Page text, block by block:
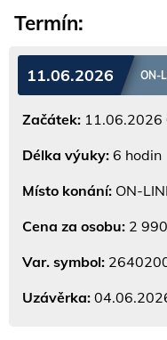
Termín:
11.06.2026 ON-
Začátek: 11.06.2026
Délka výuky: 6 hodin
Místo konání: ON-
Cena za osobu: 2
Var. symbol:
Uzávěrka: